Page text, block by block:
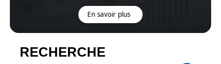
En savoir plus
RECHERCHE